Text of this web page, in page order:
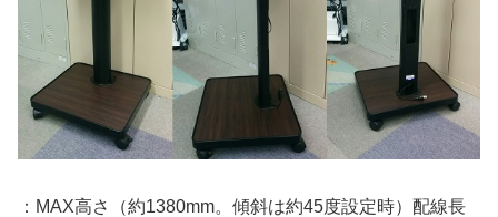
：MAX高さ（約1380mm。傾斜は約45度設定時）配線長